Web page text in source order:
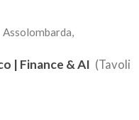
| Finance & AI (Tavoli